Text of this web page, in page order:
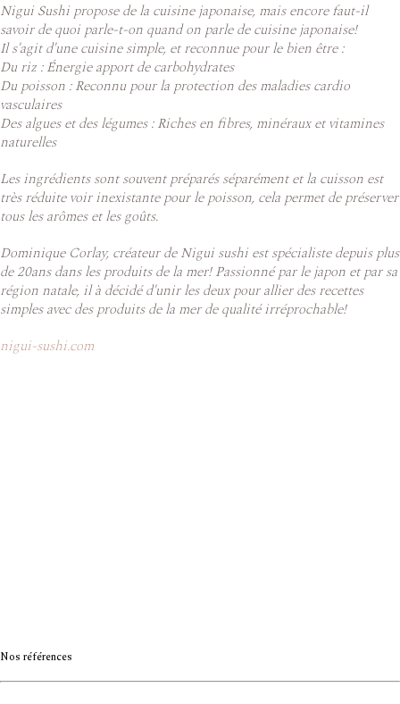
Nigui Sushi propose de la cuisine japonaise, mais encore faut-il
savoir de quoi parle-t-on quand on parle de cuisine japonaise!
Il s'agit d'une cuisine simple, et reconnue pour le bien être :
Du riz : Énergie apport de carbohydrates
Du poisson : Reconnu pour la protection des maladies cardio
vasculaires
Des algues et des légumes : Riches en fibres, minéraux et vitamines
naturelles
Les ingrédients sont souvent préparés séparément et la cuisson est
très réduite voir inexistante pour le poisson, cela permet de préserver
tous les arômes et les goûts.
Dominique Corlay, créateur de Nigui sushi est spécialiste depuis plus
de 20ans dans les produits de la mer! Passionné par le japon et par sa
région natale, il à décidé d'unir les deux pour allier des recettes
simples avec des produits de la mer de qualité irréprochable!
nigui-sushi.com
Nos références